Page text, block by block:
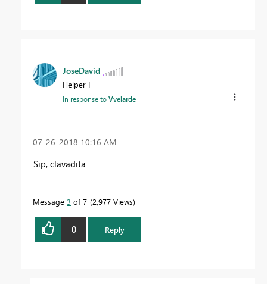
JoseDavid
Helper I
In response toVvelarde
‎07-26-2018 10:16 AM
Sip, clavadita
Message 3 of 7 2,977 Views
0 Reply